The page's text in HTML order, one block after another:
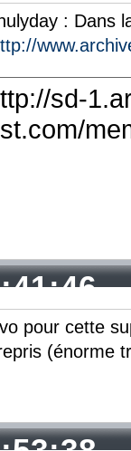
: Dans
pour cette
(énorme